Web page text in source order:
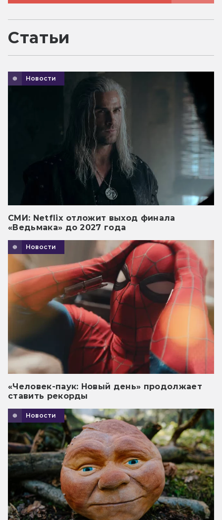
Статьи
Новости
СМИ: Netflix отложит выход финала
«Ведьмака» до 2027 года
Новости
«Человек-паук: Новый день» продолжает
ставить рекорды
Новости